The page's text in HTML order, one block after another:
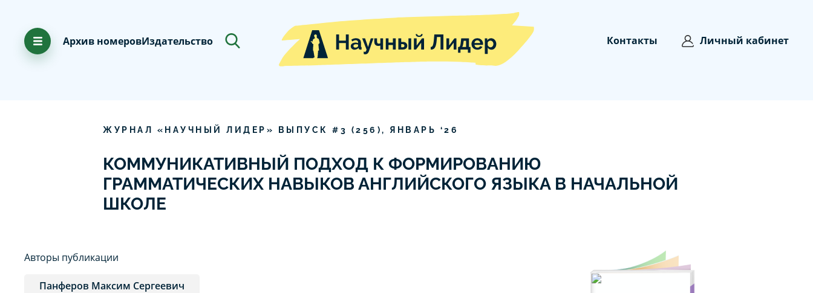
Архив номеровИздательство Контакты Личный кабинет
ЖУРНАЛ «НАУЧНЫЙ ЛИДЕР» ВЫПУСК # 3 (256 ), ЯНВАРЬ ‘26
КОММУНИКАТИВНЫЙ ПОДХОД К ФОРМИРОВАНИЮ
ГРАММАТИЧЕСКИХ НАВЫКОВ АНГЛИЙСКОГО ЯЗЫКА В НАЧАЛЬНОЙ
ШКОЛЕ
Авторы публикации
Панферов Максим Сергеевич